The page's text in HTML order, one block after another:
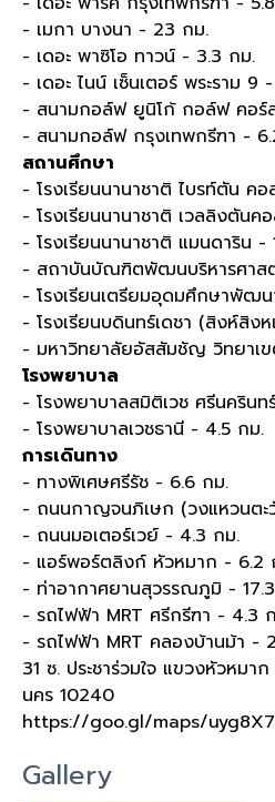
- เมกา บางนา - 23 กม.
- เดอะ พาซิโอ ทาวน์ - 3.3 กม.
- เดอะ ไนน์ เซ็นเตอร์ พระราม 9
- สนามกอล์ฟ ยูนิโก้ กอล์ฟ คอร์
- สนามกอล์ฟ กรุงเทพกรีฑา -
สถานศึกษา
- โรงเรียนนานาชาติ ไบรท์ตัน ค
- โรงเรียนนานาชาติ เวลลิงตันค
- โรงเรียนนานาชาติ แมนดาริน -
- สถาบันบัณฑิตพัฒนบริหารศาส
- โรงเรียนเตรียมอุดมศึกษาพัฒ
- โรงเรียนบดินทร์เดชา (สิงห์สิง
- มหาวิทยาลัยอัสสัมชัญ วิทยาเ
โรงพยาบาล
- โรงพยาบาลสมิติเวช ศรีนคริน
- โรงพยาบาลเวชธานี - 4.5 ก
การเดินทาง
- ทางพิเศษศรีรัช - 6.6 กม.
- ถนนกาญจนภิเษก (วงแหวนต
- ถนนมอเตอร์เวย์​ - 4.3 กม.
- แอร์พอร์ตลิงก์ หัวหมาก - 6.2
- ท่าอากาศยานสุวรรณภูมิ -
- รถไฟฟ้า MRT ศรีกรีฑา - 4.3
- รถไฟฟ้า MRT คลองบ้านม้า -
31 ซ. ประชาร่วมใจ แขวงหัวหมา
นคร 10240
https://goo.gl/maps/
Gallery